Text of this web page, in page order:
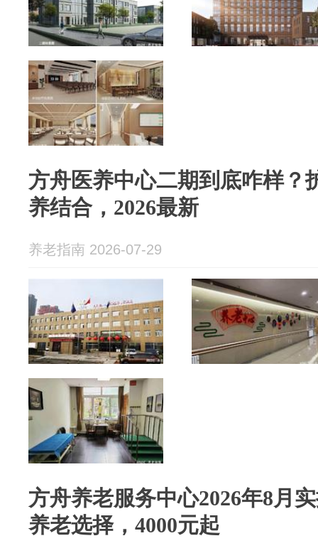
方舟医养中心二期到底咋样？
养结合，2026最新
养老指南 2026-07-29
方舟养老服务中心2026年8月
养老选择，4000元起